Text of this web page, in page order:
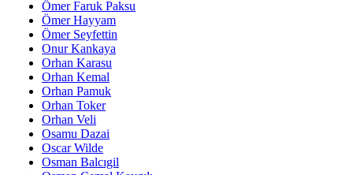
Ömer Faruk Paksu
Ömer Hayyam
Ömer Seyfettin
Onur Kankaya
Orhan Karasu
Orhan Kemal
Orhan Pamuk
Orhan Toker
Orhan Veli
Osamu Dazai
Oscar Wilde
Osman Balcıgil